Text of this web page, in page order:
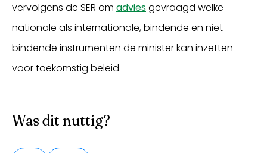
vervolgens de SER om adviesgevraagd welke
nationale als internationale, bindende en niet-
bindende instrumenten de minister kan inzetten
voor toekomstig beleid.
Was dit nuttig?